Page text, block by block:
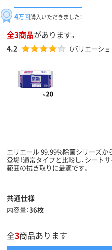
4万回購入いただきました！
全3商品があります。
4.2 （バリエーシ
エリエール 99.99%除菌シリーズ
登場！通常タイプと比較し、シート
範囲の拭き取りに最適です。
共通仕様
内容量 36枚
全3商品あります